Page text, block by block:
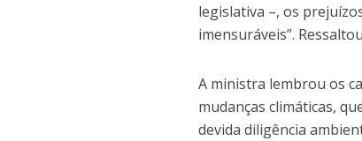
legislativa –, os
imensuráveis”.
A ministra lembrou os
mudanças climáticas,
devida diligência